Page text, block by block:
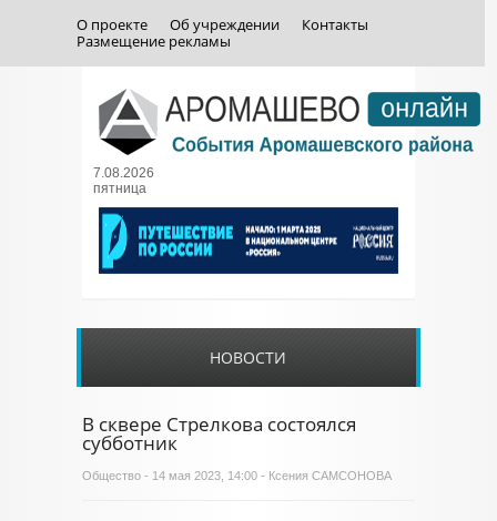
О проекте Об учреждении
Контакты
Размещение рекламы
7.08.2026
пятница
НОВОСТИ
В сквере Стрелкова состоялся
субботник
Общество - 14 мая 2023, 14:00 - Ксения САМСОНОВА